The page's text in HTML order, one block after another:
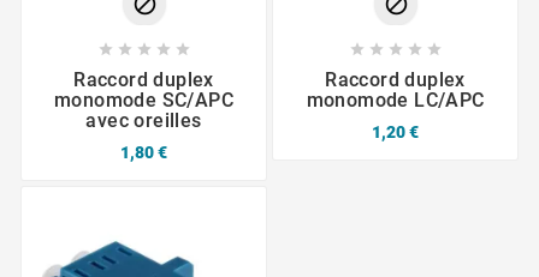
    
Raccord duplex
monomode SC/APC
avec oreilles
1,80 €
    
Raccord duplex
monomode LC/APC
1,20 €